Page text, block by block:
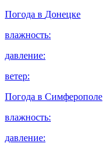
Погода в Донецке
влажность:
давление:
ветер:
Погода в Симферополе
влажность:
давление: